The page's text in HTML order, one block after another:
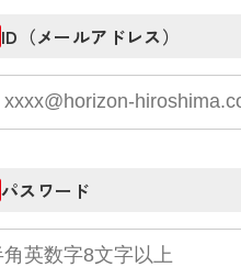
ID（メールアドレス）
パスワード